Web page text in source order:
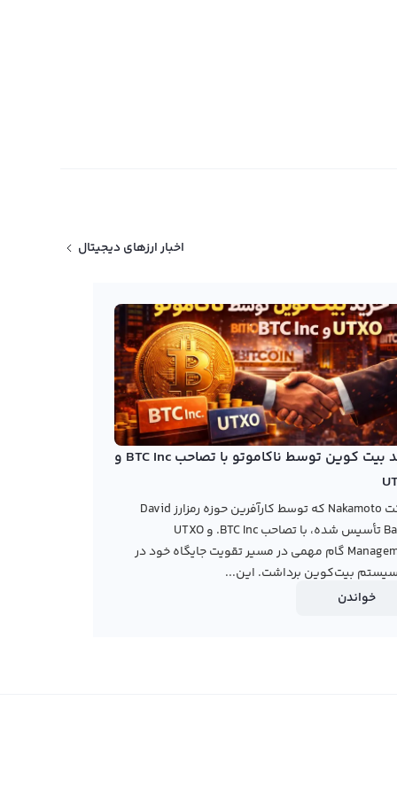
اخبار ارزهای دیجیتال
خرید بیت کوین توسط ناکاموتو با تصاحب BTC Inc و
شرکت Nakamoto که توسط کارآفرین حوزه رمزارز David
Bailey تأسیس شده، با تصاحب BTC Inc. و UTXO
Management گام مهمی در مسیر تقویت جایگاه خود در
بیت‌کوین برداشت. این...
خواندن